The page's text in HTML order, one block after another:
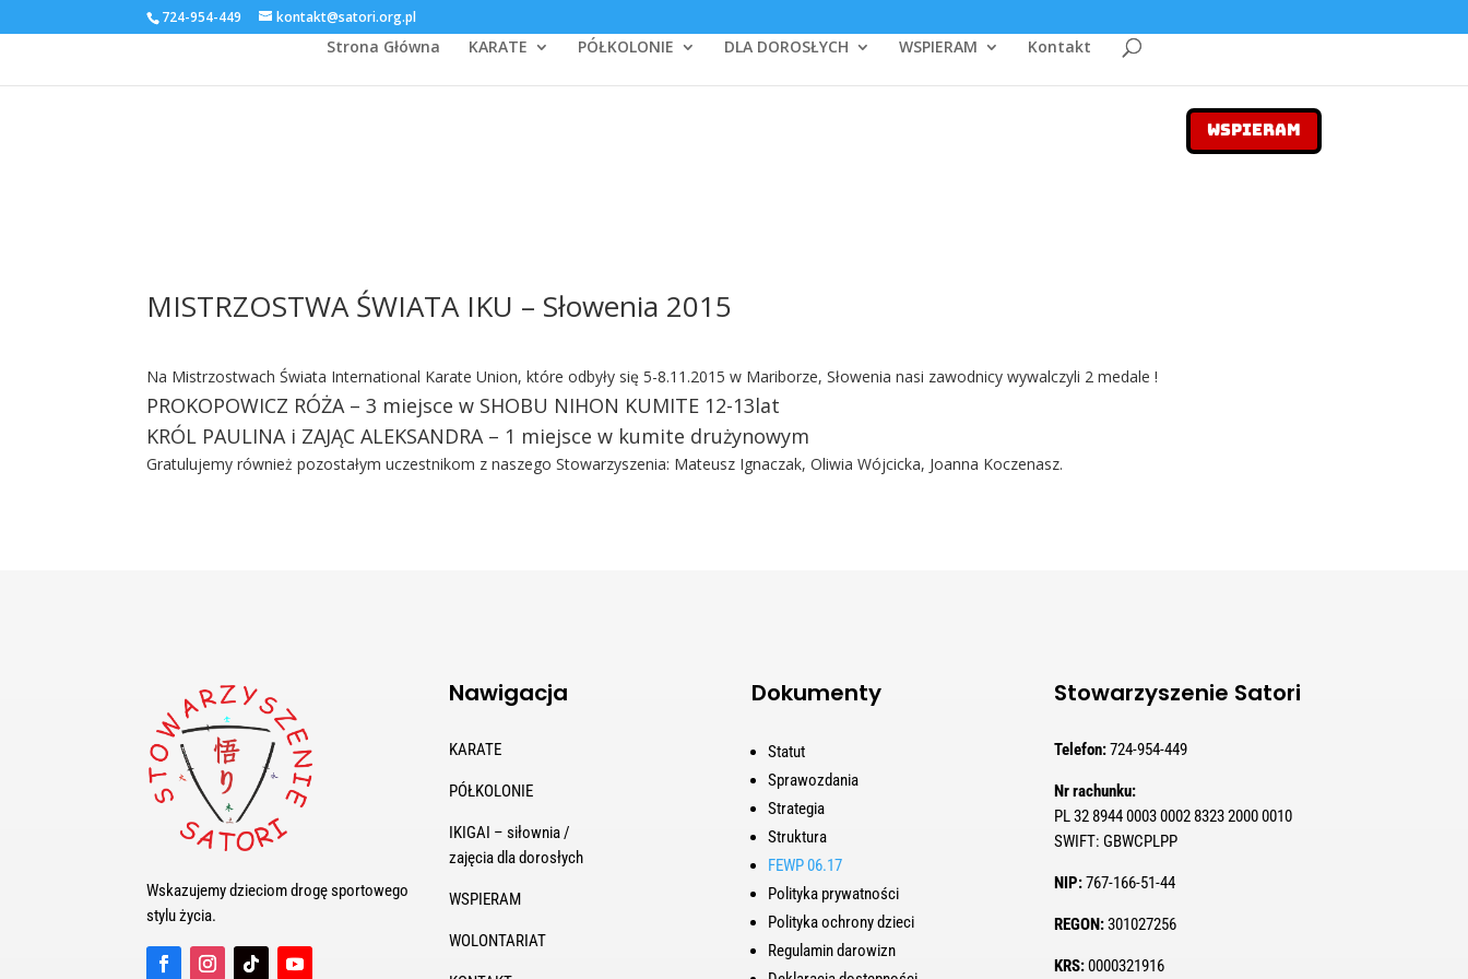
724-954-449 kontakt@satori.org.pl
Strona Główna KARATE PÓŁKOLONIE DLA DOROSŁYCH WSPIERAM Kontakt
WSPIERAM
MISTRZOSTWA ŚWIATA IKU – Słowenia 2015
Na Mistrzostwach Świata International Karate Union, które odbyły się 5-8.11.2015 w Mariborze, Słowenia nasi zawodnicy wywalczyli 2 medale !
PROKOPOWICZ RÓŻA – 3 miejsce w SHOBU NIHON KUMITE 12-13lat
KRÓL PAULINA i ZAJĄC ALEKSANDRA – 1 miejsce w kumite drużynowym
Gratulujemy również pozostałym uczestnikom z naszego Stowarzyszenia: Mateusz Ignaczak, Oliwia Wójcicka, Joanna Koczenasz.
Wskazujemy dzieciom drogę sportowego
stylu życia.
Nawigacja
KARATE
PÓŁKOLONIE
IKIGAI – siłownia /
zajęcia dla dorosłych
WSPIERAM
WOLONTARIAT
Dokumenty
Statut
Sprawozdania
Strategia
Struktura
FEWP 06.17
Polityka prywatności
Polityka ochrony dzieci
Regulamin darowizn
Stowarzyszenie Satori
Telefon:724-954-449
Nr rachunku:
PL 32 8944 0003 0002 8323 2000 0010
SWIFT: GBWCPLPP
NIP:767-166-51-44
REGON:301027256
KRS:0000321916